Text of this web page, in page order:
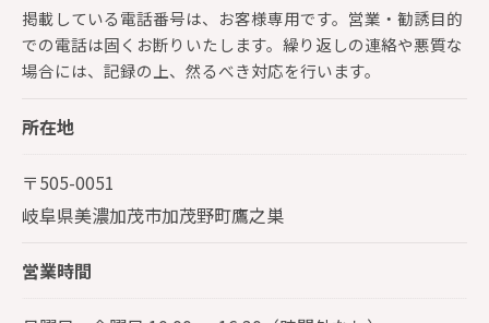
掲載している電話番号は、お客様専用です。営業・勧誘目的
での電話は固くお断りいたします。繰り返しの連絡や悪質な
場合には、記録の上、然るべき対応を行います。
所在地
〒505-0051
岐阜県美濃加茂市加茂野町鷹之巣
営業時間